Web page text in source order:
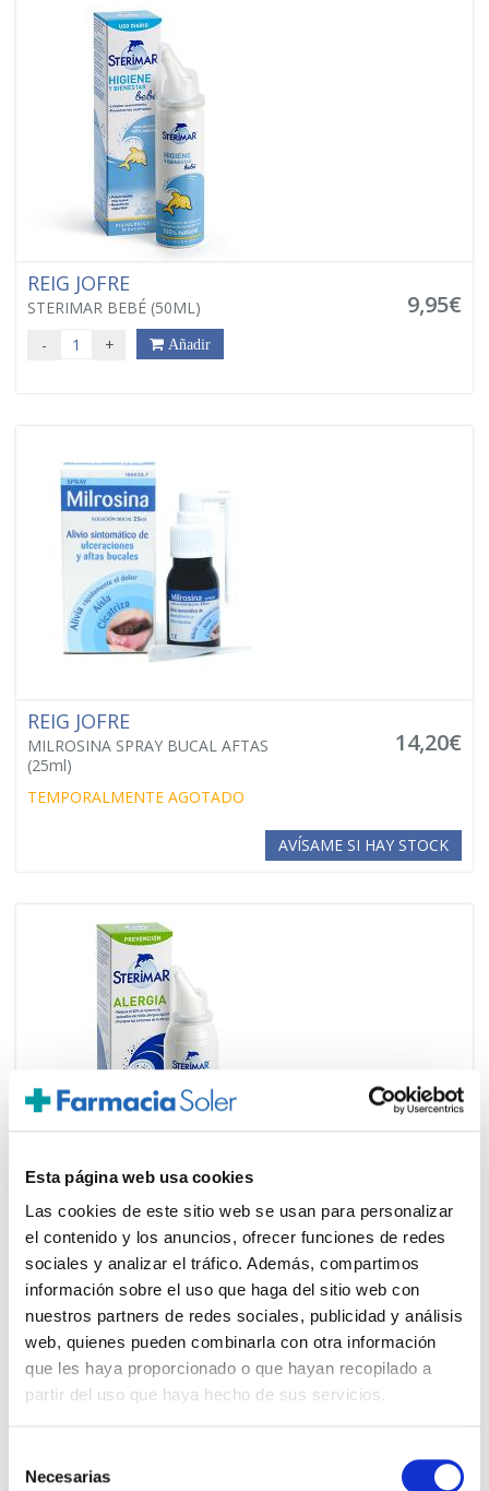
Esta página web usa cookies
Las cookies de este sitio web se usan para personalizar
el contenido y los anuncios, ofrecer funciones de redes
sociales y analizar el tráfico. Además, compartimos
información sobre el uso que haga del sitio web con
nuestros partners de redes sociales, publicidad y análisis
web, quienes pueden combinarla con otra información
que les haya proporcionado o que hayan recopilado a
partir del uso que haya hecho de sus servicios.
Necesarias
REIG JOFRE
STERIMAR BEBÉ (50ML) 9,95€
- + Añadir
REIG JOFRE
MILROSINA SPRAY BUCAL AFTAS
(25ml)
14,20€
TEMPORALMENTE AGOTADO
AVÍSAME SI HAY STOCK
REIG JOFRE
STERIMAR ALERGIA MANGANESO
(100ML)
10,45€
TEMPORALMENTE AGOTADO
AVÍSAME SI HAY STOCK